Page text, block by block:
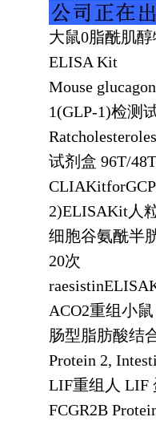
大鼠0脂酰肌
ELISA Kit
Mouse
1(GLP-1)检测
试剂盒 96T/
2)ELISAKit人
细胞谷氨酰半
20次
ACO2重组小鼠
肠型脂肪酸结
Protein 2,
LIF重组人 LIF
FCGR2B